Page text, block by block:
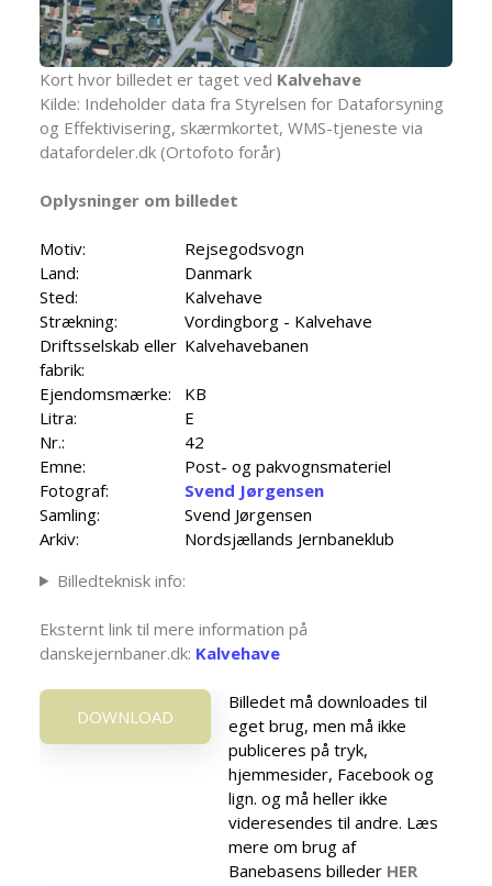
Kort hvor billedet er taget ved Kalvehave
Kilde: Indeholder data fra Styrelsen for Dataforsyning
og Effektivisering, skærmkortet, WMS-tjeneste via
datafordeler.dk (Ortofoto forår)
Oplysninger om billedet
Motiv:
Rejsegodsvogn
Land:
Danmark
Sted:
Kalvehave
Strækning:
Vordingborg - Kalvehave
Driftsselskab eller
fabrik:
Kalvehavebanen
Ejendomsmærke:
KB
Litra:
E
Nr.:
42
Emne:
Post- og pakvognsmateriel
Fotograf:
Svend Jørgensen
Samling:
Svend Jørgensen
Arkiv:
Nordsjællands Jernbaneklub
Billedteknisk info:
Eksternt link til mere information på
danskejernbaner.dk: Kalvehave
DOWNLOAD
Billedet må downloades til
eget brug, men må ikke
publiceres på tryk,
hjemmesider, Facebook og
lign. og må heller ikke
videresendes til andre. Læs
mere om brug af
Banebasens billeder HER